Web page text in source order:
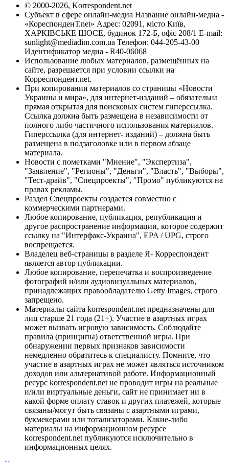
© 2000-2026, Korrespondent.net
Субъект в сфере онлайн-медиа Название онлайн-медиа -
«КореспонденТ.net» Адрес: 02091, місто Київ,
ХАРКІВСЬКЕ ШОСЕ, будинок 172-Б, офіс 208/1 E-mail:
sunlight@mediadim.com.ua Телефон: 044-205-43-00
Идентификатор медиа - R40-06068
Использование любых материалов, размещённых на
сайте, разрешается при условии ссылки на
Корреспондент.net.
При копировании материалов со страницы «Новости
Украины и мира», для интернет-изданий – обязательна
прямая открытая для поисковых систем гиперссылка.
Ссылка должна быть размещена в независимости от
полного либо частичного использования материалов.
Гиперссылка (для интернет- изданий) – должна быть
размещена в подзаголовке или в первом абзаце
материала.
Новости с пометками "Мнение", "Экспертиза",
"Заявление", "Регионы", "Деньги", "Власть", "Выборы",
"Тест-драйв", "Спецпроекты", "Промо" публикуются на
правах рекламы.
Раздел Спецпроекты создается совместно с
коммерческими партнерами.
Любое копирование, публикация, републикация и
другое распространение информации, которое содержит
ссылку на "Интерфакс-Украина", EPA / UPG, строго
воспрещается.
Владелец веб-страницы в разделе Я- Корреспондент
является автор публикации.
Любое копирование, перепечатка и воспроизведение
фотографий и/или аудиовизуальных материалов,
принадлежащих правообладателю Getty Images, строго
запрещено.
Материалы сайта korrespondent.net предназначены для
лиц старше 21 года (21+). Участие в азартных играх
может вызвать игровую зависимость. Соблюдайте
правила (принципы) ответственной игры. При
обнаружении первых признаков зависимости
немедленно обратитесь к специалисту. Помните, что
участие в азартных играх не может являться источником
доходов или альтернативой работе. Информационный
ресурс korrespondent.net не проводит игры на реальные
и/или виртуальные деньги, сайт не принимает ни в
какой форме оплату ставок и других платежей, которые
связаны/могут быть связаны с азартными играми,
букмекерами или тотализаторами. Какие-либо
материалы на информационном ресурсе
korrespondent.net публикуются исключительно в
информационных целях.